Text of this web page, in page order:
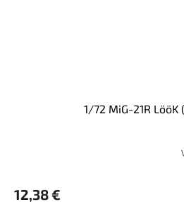
1/72 MiG-21R LööK
12,38 €